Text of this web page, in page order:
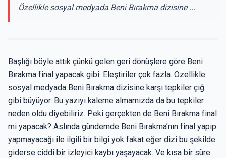
Özellikle sosyal medyada Beni Bırakma dizisine ...
Başlığı böyle attık çünkü gelen geri dönüşlere göre Beni
Bırakma final yapacak gibi. Eleştiriler çok fazla. Özellikle
sosyal medyada Beni Bırakma dizisine karşı tepkiler çığ
gibi büyüyor. Bu yazıyı kaleme almamızda da bu tepkiler
neden oldu diyebiliriz. Peki gerçekten de Beni Bırakma final
mi yapacak? Aslında gündemde Beni Bırakma’nın final yapıp
yapmayacağı ile ilgili bir bilgi yok fakat eğer dizi bu şekilde
giderse ciddi bir izleyici kaybı yaşayacak. Ve kısa bir süre